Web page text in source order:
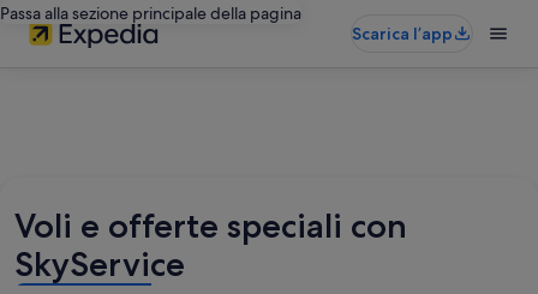
Passa alla sezione principale della pagina
Scarica l’app
Voli e offerte speciali con
SkyService